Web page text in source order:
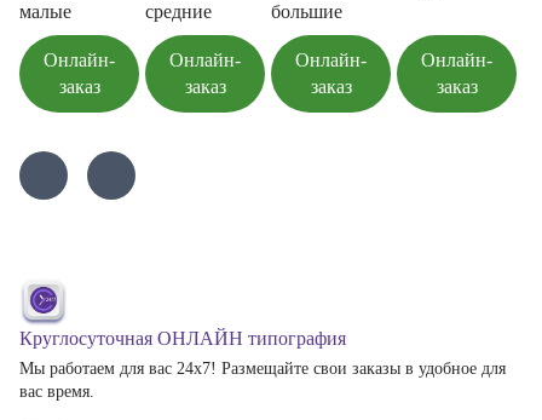
малые
Онлайн-
заказ
средние
Онлайн-
заказ
большие
Онлайн-
заказ
Онлайн-
заказ
Круглосуточная ОНЛАЙН типография
Мы работаем для вас 24х7! Размещайте свои заказы в удобное для
вас время.